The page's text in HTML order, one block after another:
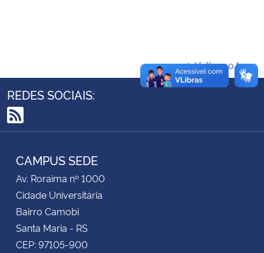
Controladoria-Geral da União
Secretaria-Geral
Secretaria de Governo
Gabinete de Segurança Institucional
Voltar ao topo
REDES SOCIAIS:
RSS
CAMPUS SEDE
Av. Roraima nº 1000
Cidade Universitária
Bairro Camobi
Santa Maria - RS
CEP: 97105-900